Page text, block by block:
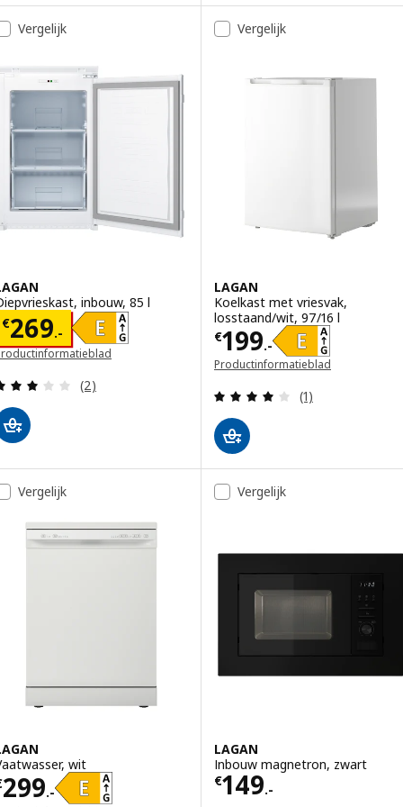
Vergelijk
inbouw, 85 l
€269.-
€ 269.-
Beoordeling: 3 van 5 sterren. Totaal
(2)
Vergelijk
LAGAN
Koelkast met vriesvak,
losstaand/wit, 97/16 l
€199.-
Prijs € 199.-
Productinformatieblad
Beoordeling: 4
(1)
Vergelijk
wit
299.-
€ 299.-
Vergelijk
LAGAN
Inbouw magnetron, zwart
€149.-
Prijs € 149.-